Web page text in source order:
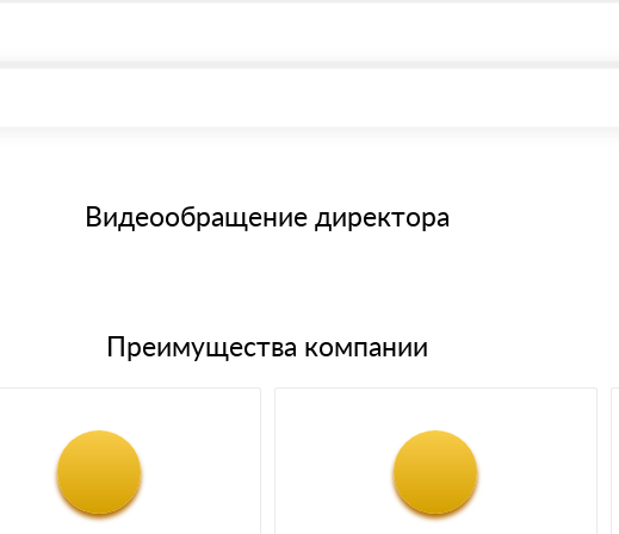
через системы электронных платежей.
банковским картам
материала после проверки качества и количества заказанного материала.
Видеообращение директора
Преимущества компании